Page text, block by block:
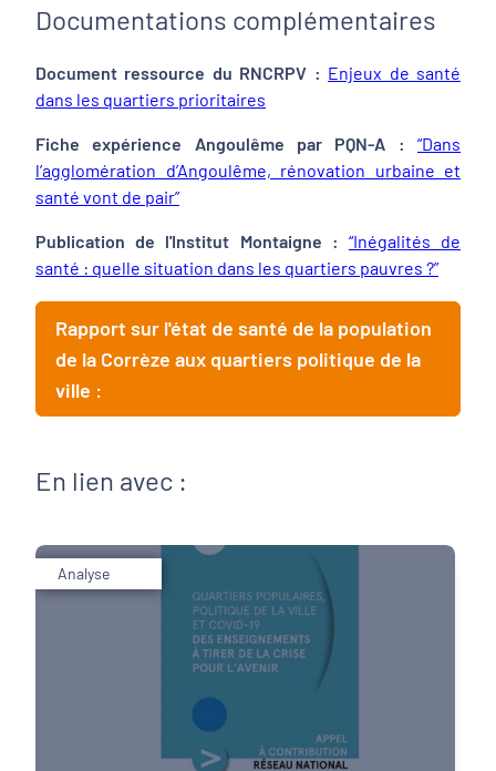
Documentations complémentaires
Document ressource du RNCRPV : Enjeux de santé
dans les quartiers prioritaires
Fiche expérience Angoulême par PQN-A :
“Dans
l’agglomération d’Angoulême, rénovation urbaine et
santé vont de pair”
Publication de l'Institut Montaigne : “Inégalités de
santé : quelle situation dans les quartiers pauvres ?”
Rapport sur l'état de santé de la population
de la Corrèze aux quartiers politique de la
ville :
En lien avec :
Analyse